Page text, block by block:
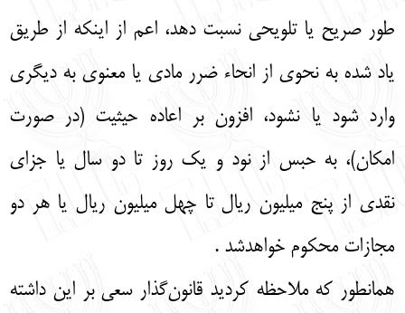
طور صريح يا تلويحي نسبت دهد، اعم از اينكه از طريق
ياد شده به نحوي از انحاء ضرر مادي يا معنوي به ديگري
وارد شود يا نشود، افزون بر اعاده حيثيت (در صورت
امكان)، به حبس از نود و يك روز تا دو سال يا جزاي
نقدي از پنج ميليون ريال تا چهل ميليون ريال يا هر دو
مجازات محكوم خواهدشد .
همانطور که ملاحظه کردید قانون‌گذار سعی ‌بر این داشته